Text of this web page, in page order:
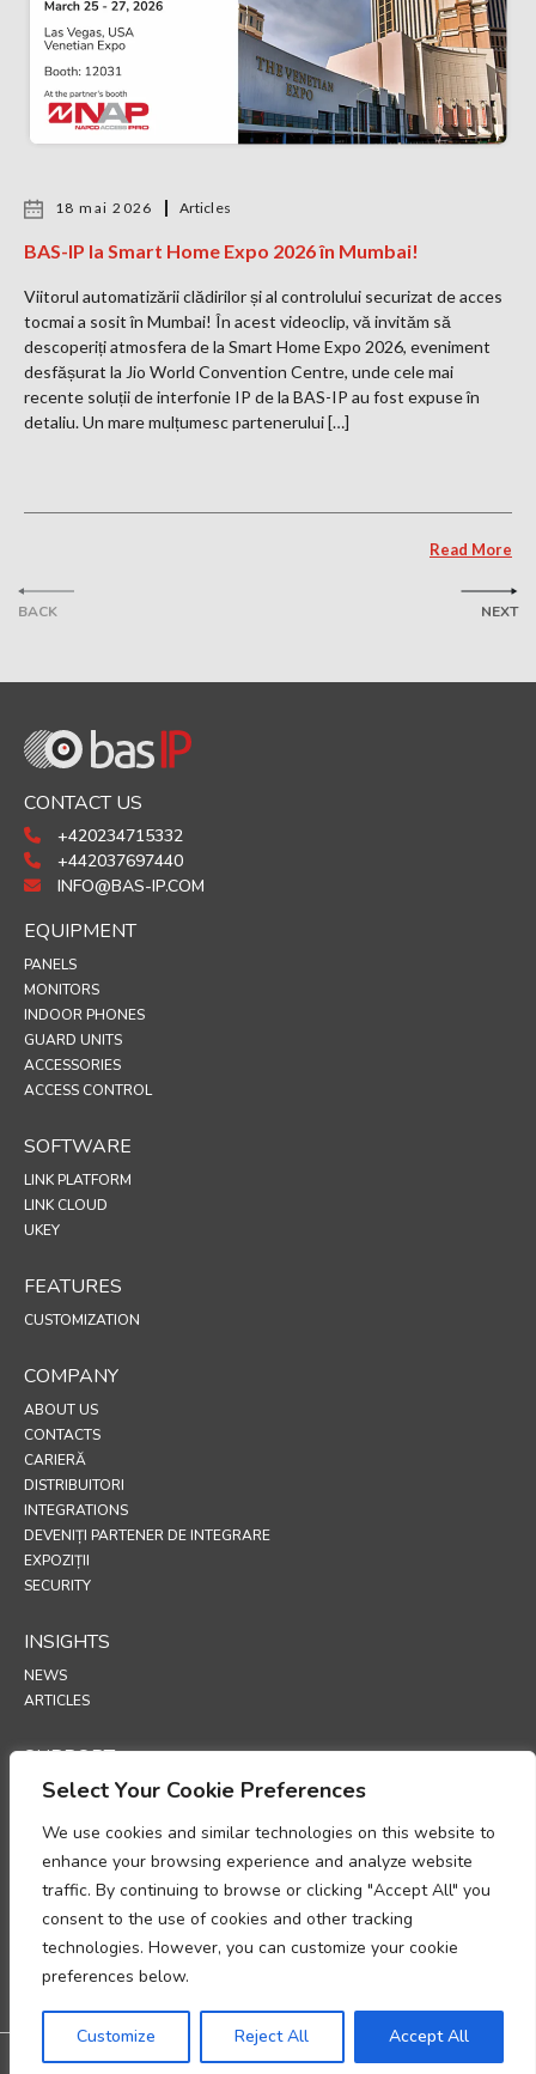
Select Your Cookie Preferences
We use cookies and similar technologies on this website to
enhance your browsing experience and analyze website
traffic. By continuing to browse or clicking "Accept All" you
consent to the use of cookies and other tracking
technologies. However, you can customize your cookie
preferences below.
Customize Reject All Accept All
BACK
18 mai 2026 Articles
BAS-IP la Smart Home Expo 2026 în Mumbai!
Viitorul automatizării clădirilor și al controlului securizat de acces
tocmai a sosit în Mumbai! În acest videoclip, vă invităm să
descoperiți atmosfera de la Smart Home Expo 2026, eveniment
desfășurat la Jio World Convention Centre, unde cele mai
recente soluții de interfonie IP de la BAS-IP au fost expuse în
detaliu. Un mare mulțumesc partenerului […]
Read More
NEXT
CONTACT US
+420234715332
+442037697440
INFO@BAS-IP.COM
EQUIPMENT
PANELS
MONITORS
INDOOR PHONES
GUARD UNITS
ACCESSORIES
ACCESS CONTROL
SOFTWARE
LINK PLATFORM
LINK CLOUD
UKEY
FEATURES
CUSTOMIZATION
COMPANY
ABOUT US
CONTACTS
CARIERĂ
DISTRIBUITORI
INTEGRATIONS
DEVENIȚI PARTENER DE INTEGRARE
EXPOZIȚII
SECURITY
INSIGHTS
NEWS
ARTICLES
SUPPORT
TECHNICAL PORTAL
POLICIES
POLITICA DE CONFIDENȚIALITATE
POLITICA PRIVIND COOKIE-URILE
MEMORANDUM PRIVIND CONFORMITATEA PRELUCRĂRII DATELOR CU
CARACTER PERSONAL
ACT ADENDUM PRIVIND PRELUCRAREA DATELOR
@2026 All rights reserved